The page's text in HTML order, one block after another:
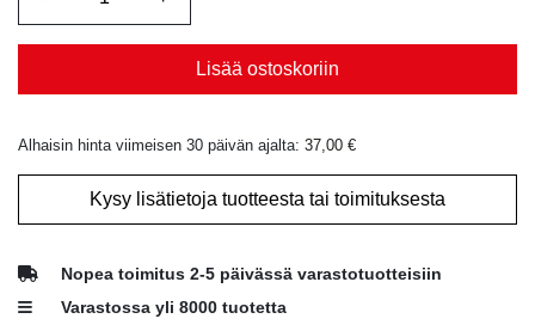
Lisää ostoskoriin
Alhaisin hinta viimeisen 30 päivän ajalta: 37,00 €
Kysy lisätietoja tuotteesta tai toimituksesta
Nopea toimitus 2-5 päivässä varastotuotteisiin
Varastossa yli 8000 tuotetta